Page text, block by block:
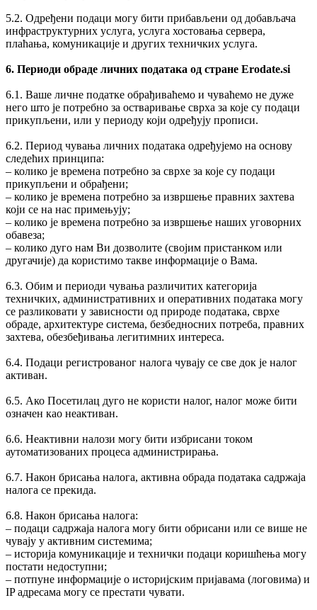
5.2. Одређени подаци могу бити прибављени од добављача
инфраструктурних услуга, услуга хостовања сервера,
плаћања, комуникације и других техничких услуга.
6. Периоди обраде личних података од стране Erodate.si
6.1. Ваше личне податке обрађиваћемо и чуваћемо не дуже
него што је потребно за остваривање сврха за које су подаци
прикупљени, или у периоду који одређују прописи.
6.2. Период чувања личних података одређујемо на основу
следећих принципа:
‒ колико је времена потребно за сврхе за које су подаци
прикупљени и обрађени;
‒ колико је времена потребно за извршење правних захтева
који се на нас примењују;
‒ колико је времена потребно за извршење наших уговорних
обавеза;
‒ колико дуго нам Ви дозволите (својим пристанком или
другачије) да користимо такве информације о Вама.
6.3. Обим и периоди чувања различитих категорија
техничких, административних и оперативних података могу
се разликовати у зависности од природе података, сврхе
обраде, архитектуре система, безбедносних потреба, правних
захтева, обезбеђивања легитимних интереса.
6.4. Подаци регистрованог налога чувају се све док је налог
активан.
6.5. Ако Посетилац дугo не користи налог, налог може бити
означен као неактиван.
6.6. Неактивни налози могу бити избрисани током
аутоматизованих процеса администрирања.
6.7. Након брисања налога, активна обрада података садржаја
налога се прекида.
6.8. Након брисања налога:
‒ подаци садржаја налога могу бити обрисани или се више не
чувају у активним системима;
‒ историја комуникације и технички подаци коришћења могу
постати недоступни;
‒ потпуне информације о историјским пријавама (логовима) и
IP адресама могу се престати чувати.